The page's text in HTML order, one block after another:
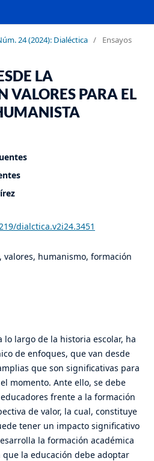
24 (2024): Dialéctica / Ensayos
LA
VALORES PARA EL
dialctica.v2i24.3451
valores, humanismo, formación
lo largo de la historia escolar, ha
de enfoques, que van desde
que son significativas para
momento. Ante ello, se debe
frente a la formación
de valor, la cual, constituye
tener un impacto significativo
la formación académica
la educación debe adoptar